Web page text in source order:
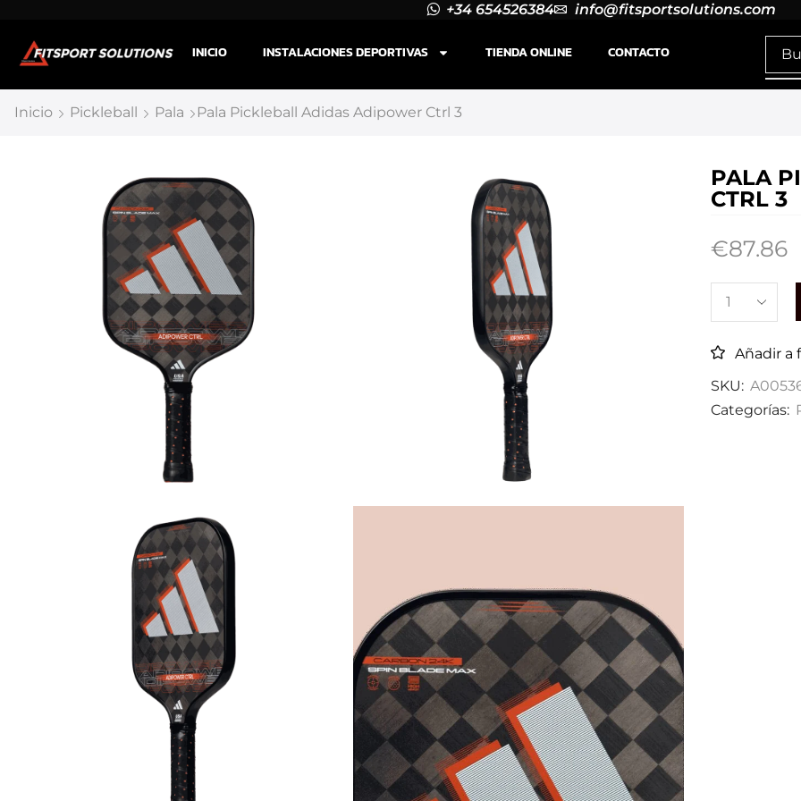
+34 654526384 info@fitsportsolutions.com
INICIO INSTALACIONES DEPORTIVAS TIENDA ONLINE CONTACTO
Inicio Pickleball Pala Pala Pickleball Adidas Adipower Ctrl 3
PALA
CTRL 3
€87.86
Añadir a
SKU:
Categorías: